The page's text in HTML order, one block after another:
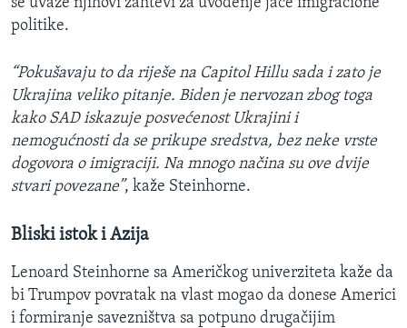
politike.
“Pokušavaju to da riješe na Capitol Hillu sada i zato je
Ukrajina veliko pitanje. Biden je nervozan zbog toga
kako SAD iskazuje posvećenost Ukrajini i
nemogućnosti da se prikupe sredstva, bez neke vrste
dogovora o imigraciji. Na mnogo načina su ove dvije
stvari povezane”, kaže Steinhorne.
Bliski istok i Azija
Lenoard Steinhorne sa Američkog univerziteta kaže da
bi Trumpov povratak na vlast mogao da donese Americi
i formiranje savezništva sa potpuno drugačijim